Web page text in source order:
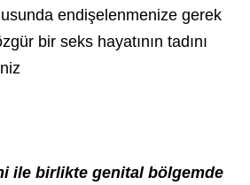
endişelenmenize gerek
bir seks hayatının tadını
ile birlikte genital bölgemde